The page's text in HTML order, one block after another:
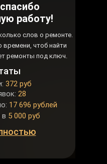
работу!
слов о ремонте.
чтоб найти
ремонты под ключ.
5 000 руб
28
372 руб
17 696 рублей